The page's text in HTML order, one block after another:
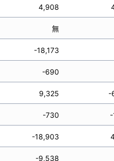
4,908
無
-18,173
-690
9,325 -
-730 -
-18,903
-9,538